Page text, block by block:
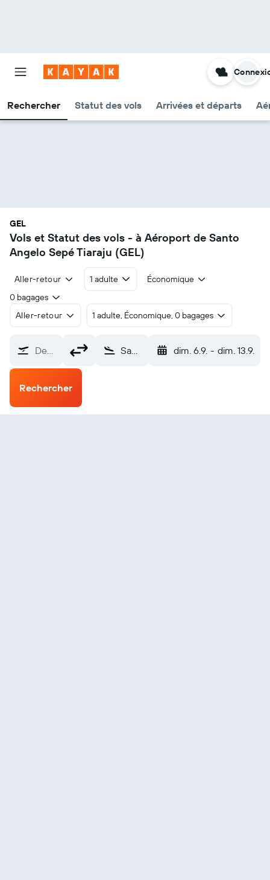
Rechercher Statut des vols Arrivées et départs
GEL
Vols et Statut des vols - à Aéroport de Santo
Angelo Sepé Tiaraju (GEL)
Aller-retour 1 adulte
Économique
0 bagages
Aller-retour
1 adulte, Économique, 0 bagages
De… Santo Angelo Sepé Tiaraju (GEL) dim. 6.9. - dim. 13.9.
Rechercher